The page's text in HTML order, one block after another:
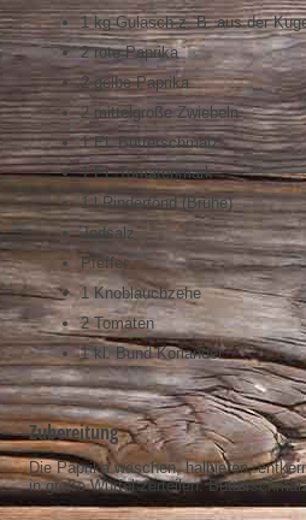
1 kg Gulasch z. B. aus der
2 rote Paprika
2 gelbe Paprika
2 mittelgroße Zwiebeln
1 EL Butterschmalz
1 EL Tomatenmark
1 l Rinderfond (Brühe)
Jodsalz
Pfeffer
1 Knoblauchzehe
2 Tomaten
1 kl. Bund Koriander
Zubereitung
Die Paprika waschen, halbieren,
in große Würfel zerteilen.